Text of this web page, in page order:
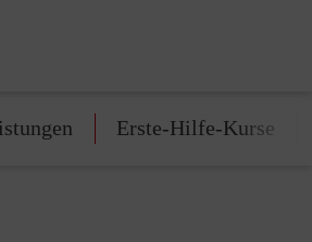
Erste-Hilfe-Kurse